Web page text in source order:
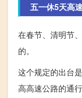
五一休5天高
在春节、清明节
的。
这个规定的出台
高高速公路的通